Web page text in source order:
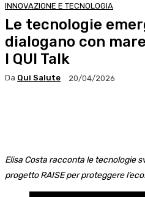
INNOVAZIONE E TECNOLOGIA
Le tecnologie
dialogano con
I QUI Talk
Da Qui Salute 20/04/2026
Elisa Costa racconta le tecnologie
progetto RAISE per proteggere